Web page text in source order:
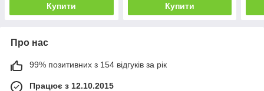
Купити Купити
Про нас
99% позитивних з 154 відгуків за рік
Працює з 12.10.2015